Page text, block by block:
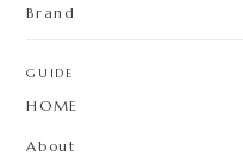
Brand
GUIDE
HOME
About